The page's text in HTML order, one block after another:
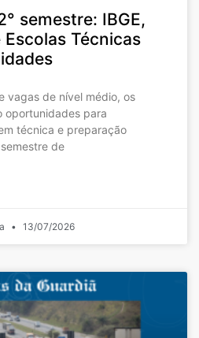
semestre: IBGE,
Técnicas
vagas de nível médio, os
oportunidades para
técnica e preparação
de
13/07/2026